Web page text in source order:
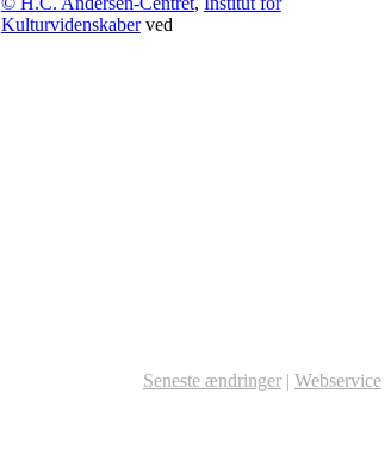
Kulturvidenskaberved
Seneste ændringer | Webservice